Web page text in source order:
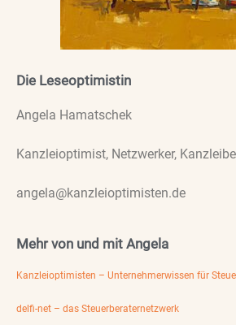
Die Leseoptimistin
Angela Hamatschek
Kanzleioptimist, Netzwerker,
angela@kanzleioptimisten.de
Mehr von und mit Angela
Kanzleioptimisten – Unternehmerwissen für
delfi-net – das Steuerberaternetzwerk